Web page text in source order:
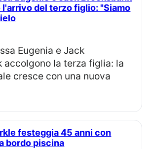
l'arrivo del terzo figlio: "Siamo
accolgono la terza figlia: la
cresce con una nuova
bordo piscina